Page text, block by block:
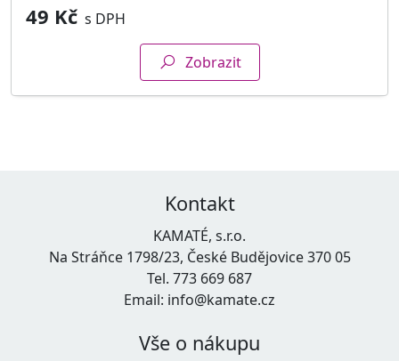
49 Kč s DPH
Zobrazit
Kontakt
KAMATÉ, s.r.o.
Na Stráňce 1798/23, České Budějovice 370 05
Tel. 773 669 687
Email: info@kamate.cz
Vše o nákupu